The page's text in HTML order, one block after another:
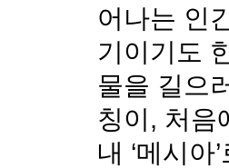
어나는 인
기이기도
물을 길으
칭이, 처음
내 ‘메시